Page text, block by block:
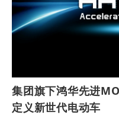
集团旗下鸿华先进
定义新世代电动车